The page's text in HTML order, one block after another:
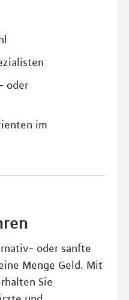
oder
im
oder sanfte
Menge Geld. Mit
Sie